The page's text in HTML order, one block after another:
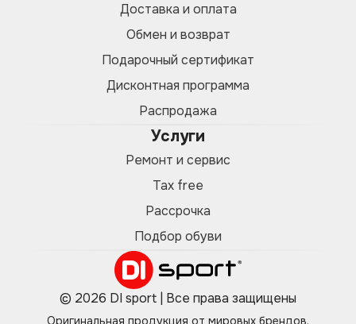
Доставка и оплата
Обмен и возврат
Подарочный сертификат
Дисконтная программа
Распродажа
Услуги
Ремонт и сервис
Tax free
Рассрочка
Подбор обуви
© 2026 DI sport | Все права защищены
Оригинальная продукция от мировых брендов.